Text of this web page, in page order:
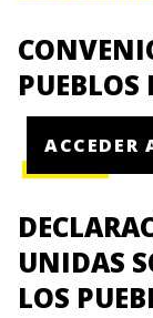
ACCEDER
UNIDAS
LOS